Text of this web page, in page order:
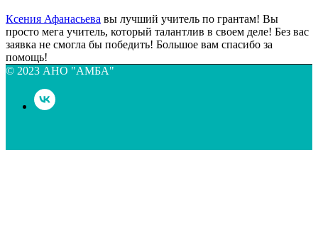
Ксения Афанасьева вы лучший учитель по грантам! Вы
просто мега учитель, который талантлив в своем деле! Без вас
заявка не смогла бы победить! Большое вам спасибо за
помощь!
© 2023 АНО "АМБА"